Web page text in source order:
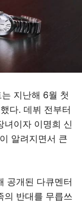
지난해 6월 첫
다. 데뷔 전부터
녀이자 이명희 신
알려지면서 큰
공개된 다큐멘터
의 반대를 무릅쓰